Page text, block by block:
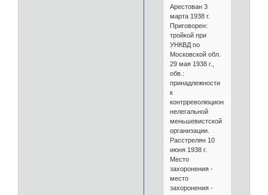
Арестован 3
марта 1938 г.
Приговорен:
тройкой при
УНКВД по
Московской обл.
29 мая 1938 г.,
обв.:
принадлежности
к
контрреволюционной
нелегальной
меньшевистской
организации.
Расстрелян 10
июня 1938 г.
Место
захоронения -
место
захоронения -